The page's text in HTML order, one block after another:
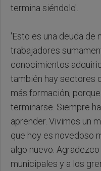
termina siéndolo'.
'Esto es una deuda de
trabajadores
conocimientos
también hay sectores
más formación,
terminarse. Siempre
aprender. Vivimos un
que hoy es novedoso
algo nuevo.
municipales y a los